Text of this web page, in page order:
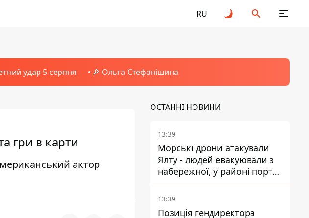
RU
удар 5 серпня 🔎 Ольга Стефанішина
гри в карти
актор
ОСТАННІ НОВИНИ
13:39
Морські дрони атакували
Ялту - людей евакуювали з
набережної, у районі порту
повідомляють про пожежу
13:39
Позиція гендиректора